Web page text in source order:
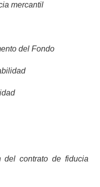
mercantil
del Fondo
del contrato de fiducia